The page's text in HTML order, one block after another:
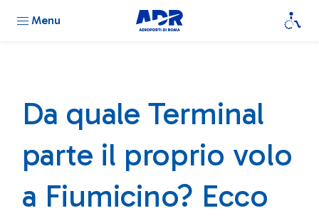
Menu
Da quale Terminal
parte il proprio volo
a Fiumicino? Ecco